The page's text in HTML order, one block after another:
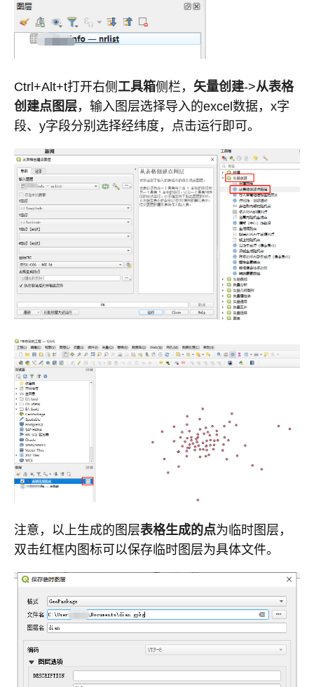
Ctrl+Alt+t打开右侧 工具箱侧栏， 矢量创建->从表格
创建点图层，输入图层选择导入的excel数据，x字
段、y字段分别选择经纬度，点击运行即可。
注意，以上生成的图层表格生成的点为临时图层，
双击红框内图标可以保存临时图层为具体文件。